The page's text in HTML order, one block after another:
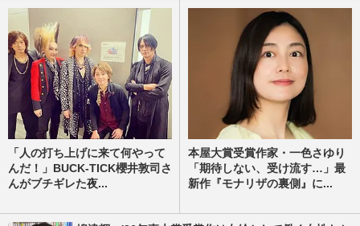
「人の打ち上げに来て何やって
んだ！」BUCK-TICK櫻井敦司さ
んがブチギレた夜...
本屋大賞受賞作家・一色さゆり
「期待しない、受け流す…」最
新作『モナリザの裏側』に...